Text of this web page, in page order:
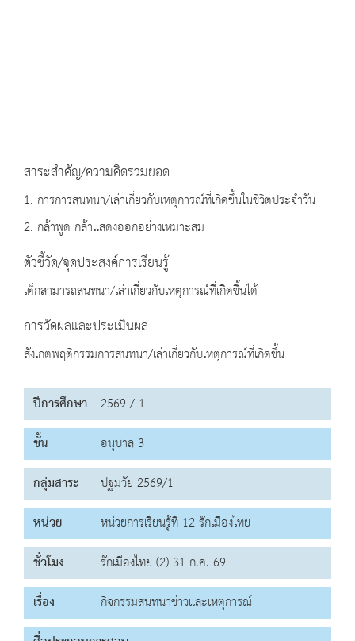
สาระสำคัญ/ความคิดรวมยอด
1. การการสนทนา/เล่าเกี่ยวกับเหตุการณ์ที่เกิดขึ้นในชีวิตประจำวัน
2. กล้าพูด กล้าแสดงออกอย่างเหมาะสม
ตัวชี้วัด/จุดประสงค์การเรียนรู้
เด็กสามารถสนทนา/เล่าเกี่ยวกับเหตุการณ์ที่เกิดขึ้นได้
การวัดผลและประเมินผล
สังเกตพฤติกรรมการสนทนา/เล่าเกี่ยวกับเหตุการณ์ที่เกิดขึ้น
ปีการศึกษา 2569 / 1
ชั้น
อนุบาล 3
กลุ่มสาระ
ปฐมวัย 2569/1
หน่วย
หน่วยการเรียนรู้ที่ 12 รักเมืองไทย
ชั่วโมง
รักเมืองไทย (2) 31 ก.ค. 69
เรื่อง
กิจกรรมสนทนาข่าวและเหตุการณ์